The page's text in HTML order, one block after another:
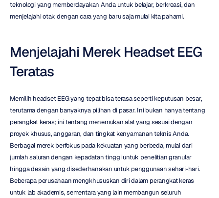
teknologi yang memberdayakan Anda untuk belajar, berkreasi, dan
menjelajahi otak dengan cara yang baru saja mulai kita pahami.
Menjelajahi Merek Headset EEG
Teratas
Memilih headset EEG yang tepat bisa terasa seperti keputusan besar,
terutama dengan banyaknya pilihan di pasar. Ini bukan hanya tentang
perangkat keras; ini tentang menemukan alat yang sesuai dengan
proyek khusus, anggaran, dan tingkat kenyamanan teknis Anda.
Berbagai merek berfokus pada kekuatan yang berbeda, mulai dari
jumlah saluran dengan kepadatan tinggi untuk penelitian granular
hingga desain yang disederhanakan untuk penggunaan sehari-hari.
Beberapa perusahaan mengkhususkan diri dalam perangkat keras
untuk lab akademis, sementara yang lain membangun seluruh